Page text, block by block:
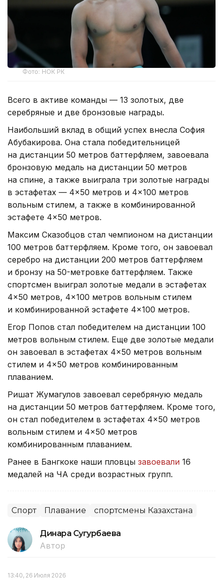
Фото: НОК РК
Всего в активе команды — 13 золотых, две
серебряные и две бронзовые награды.
Наибольший вклад в общий успех внесла София
Абубакирова. Она стала победительницей
на дистанции 50 метров баттерфляем, завоевала
бронзовую медаль на дистанции 50 метров
на спине, а также выиграла три золотые награды
в эстафетах — 4×50 метров и 4×100 метров
вольным стилем, а также в комбинированной
эстафете 4×50 метров.
Максим Сказобцов стал чемпионом на дистанции
100 метров баттерфляем. Кроме того, он завоевал
серебро на дистанции 200 метров баттерфляем
и бронзу на 50-метровке баттерфляем. Также
спортсмен выиграл золотые медали в эстафетах
4×50 метров, 4×100 метров вольным стилем
и комбинированной эстафете 4×100 метров.
Егор Попов стал победителем на дистанции 100
метров вольным стилем. Еще две золотые медали
он завоевал в эстафетах 4×50 метров вольным
стилем и 4×50 метров комбинированным
плаванием.
Ришат Жумагулов завоевал серебряную медаль
на дистанции 50 метров баттерфляем. Кроме того,
он стал победителем в эстафетах 4×50 метров
вольным стилем и 4×50 метров
комбинированным плаванием.
Ранее в Бангкоке наши пловцы завоевали 16
медалей на ЧА среди возрастных групп.
Спорт Плавание спортсмены Казахстана
Динара Сугурбаева
Автор
13:40, 26 Июля 2026